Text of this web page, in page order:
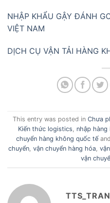
NHẬP KHẨU GẬY ĐÁNH
VIỆT NAM
DỊCH CỤ VẬN TẢI HÀNG
This entry was posted in Chưa
Kiến thức logistics, nhập hàng
chuyển hàng không quốc tế
chuyển, vận chuyển hàng hóa,
vận